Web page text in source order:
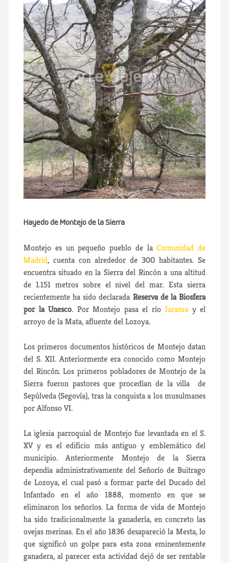
Hayedo de Montejo de la Sierra
Montejo es un pequeño pueblo de laComunidad de
Madrid, cuenta con alrededor de 300 habitantes. Se
encuentra situado en la Sierra del Rincón a una altitud
de 1.151 metros sobre el nivel del mar. Esta sierra
recientemente ha sido declarada Reserva de la Biosfera
por la Unesco. Por Montejo pasa el río Jarama y el
arroyo de la Mata, afluente del Lozoya.
Los primeros documentos históricos de Montejo datan
del S. XII. Anteriormente era conocido como Montejo
del Rincón. Los primeros pobladores de Montejo de la
Sierra fueron pastores que procedían de la villa de
Sepúlveda (Segovía), tras la conquista a los musulmanes
por Alfonso VI.
La iglesia parroquial de Montejo fue levantada en el S.
XV y es el edificio más antiguo y emblemático del
municipio. Anteriormente Montejo de la Sierra
dependía administrativamente del Señorío de Buitrago
de Lozoya, el cual pasó a formar parte del Ducado del
Infantado en el año 1888, momento en que se
eliminaron los señoríos. La forma de vida de Montejo
ha sido tradicionalmente la ganadería, en concreto las
ovejas merinas. En el año 1836 desapareció la Mesta, lo
que significó un golpe para esta zona eminentemente
ganadera, al parecer esta actividad dejó de ser rentable